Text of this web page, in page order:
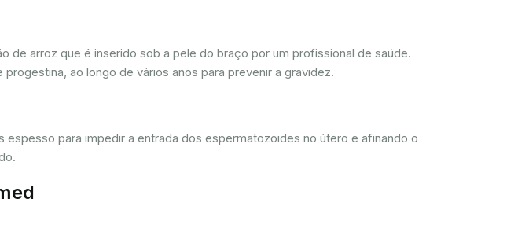
de arroz que é inserido sob a pele do braço por um profissional de saúde.
ao longo de vários anos para prevenir a gravidez.
para impedir a entrada dos espermatozoides no útero e afinando o